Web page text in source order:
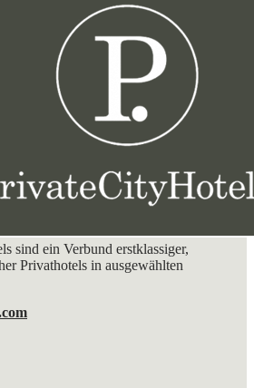
sind ein Verbund erstklassiger,
Privathotels in ausgewählten